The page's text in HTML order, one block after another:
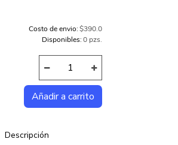
Costo de envio:$390.0
Disponibles:0 pzs.
Descripción